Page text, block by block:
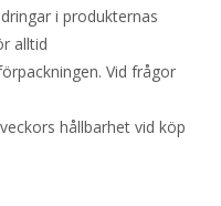
i produkternas
alltid
Vid frågor
hållbarhet vid köp